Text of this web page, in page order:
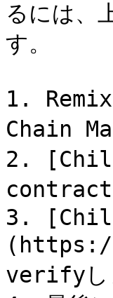
るには、
す。
1.
Chain
2.
contract
3.
verifyし